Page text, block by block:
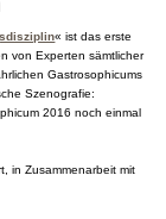
« ist das erste
von Experten sämtlicher
Gastrosophicums
Szenografie:
2016 noch einmal
in Zusammenarbeit mit